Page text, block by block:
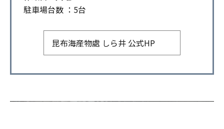
駐車場台数 ：5台
昆布海産物處 しら井 公式HP